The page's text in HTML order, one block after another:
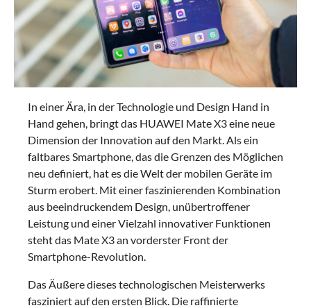
In einer Ära, in der Technologie und Design Hand in
Hand gehen, bringt das HUAWEI Mate X3 eine neue
Dimension der Innovation auf den Markt. Als ein
faltbares Smartphone, das die Grenzen des Möglichen
neu definiert, hat es die Welt der mobilen Geräte im
Sturm erobert. Mit einer faszinierenden Kombination
aus beeindruckendem Design, unübertroffener
Leistung und einer Vielzahl innovativer Funktionen
steht das Mate X3 an vorderster Front der
Smartphone-Revolution.
Das Äußere dieses technologischen Meisterwerks
fasziniert auf den ersten Blick. Die raffinierte